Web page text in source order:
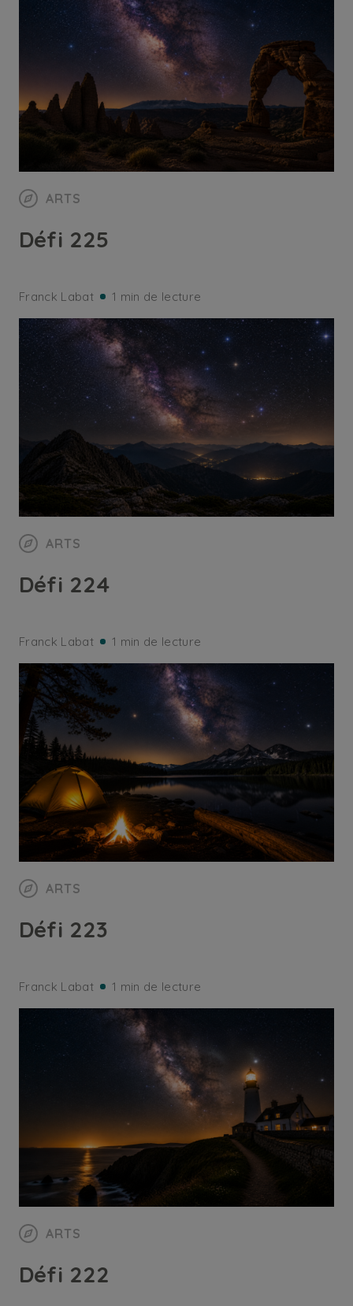
ARTS
Défi 225
Franck Labat 1 min de lecture
ARTS
Défi 224
Franck Labat 1 min de lecture
ARTS
Défi 223
Franck Labat 1 min de lecture
ARTS
Défi 222